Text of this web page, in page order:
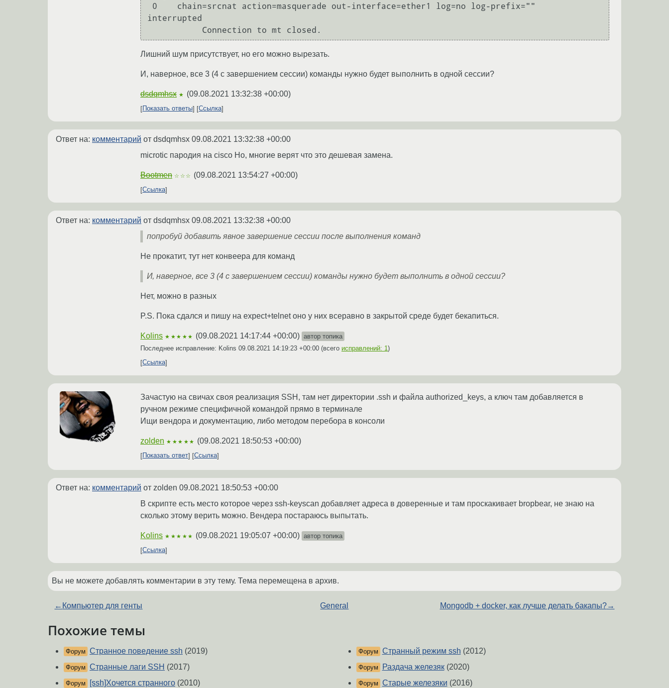
interrupted
Лишний шум присутствует, но его можно вырезать.
И, наверное, все 3 (4 с завершением сессии) команды нужно будет выполнить в одной сессии?
dsdqmhsx ★ (09.08.2021 13:32:38 +00:00)
Показать ответы Ссылка
Ответ на: комментарий от dsdqmhsx 09.08.2021 13:32:38 +00:00
microtic пародия на cisco Но, многие верят что это дешевая замена.
Bootmen ☆☆☆ (09.08.2021 13:54:27 +00:00)
Ссылка
Ответ на: комментарий от dsdqmhsx 09.08.2021 13:32:38 +00:00
попробуй добавить явное завершение сессии после выполнения команд
Не прокатит, тут нет конвеера для команд
И, наверное, все 3 (4 с завершением сессии) команды нужно будет выполнить в одной сессии?
Нет, можно в разных
P.S. Пока сдался и пишу на expect+telnet оно у них всеравно в закрытой среде будет бекапиться.
Kolins ★★★★★ (09.08.2021 14:17:44 +00:00) автор топика
Последнее исправление: Kolins 09.08.2021 14:19:23 +00:00 (всего исправлений: 1 )
Ссылка
Зачастую на свичах своя реализация SSH, там нет директории .ssh и файла authorized_keys, а ключ там добавляется в
ручном режиме специфичной командой прямо в терминале
Ищи вендора и документацию, либо методом перебора в консоли
zolden ★★★★★ (09.08.2021 18:50:53 +00:00)
Показать ответ Ссылка
Ответ на: комментарий от zolden 09.08.2021 18:50:53 +00:00
В скрипте есть место которое через ssh-keyscan добавляет адреса в доверенные и там проскакивает bropbear, не знаю на
сколько этому верить можно. Вендера постараюсь выпытать.
Kolins ★★★★★ (09.08.2021 19:05:07 +00:00) автор топика
Ссылка
Вы не можете добавлять комментарии в эту тему. Тема перемещена в архив.
← Компьютер для генты General Mongodb + docker, как лучше делать бакапы?→
Похожие темы
Форум Странное поведение ssh (2019)
Форум Странные лаги SSH (2017)
Форум [ssh]Хочется странного (2010)
Форум Странный режим ssh (2012)
Форум Раздача железяк(2020)
Форум Старые железяки (2016)